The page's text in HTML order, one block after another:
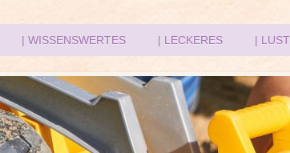
| WISSENSWERTES | LECKERES |